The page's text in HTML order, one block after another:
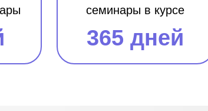
семинары в курсе
365 дней